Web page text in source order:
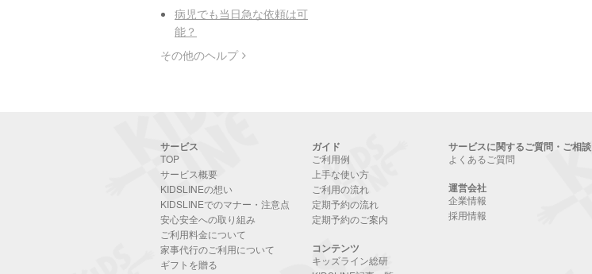
病児でも当日急な依頼は可
能？
その他のヘルプ
サービス
TOP
サービス概要
KIDSLINEの想い
KIDSLINEでのマナー・注意点
安心安全への取り組み
ご利用料金について
家事代行のご利用について
ギフトを贈る
ガイド
ご利用例
上手な使い方
ご利用の流れ
定期予約の流れ
定期予約のご案内
コンテンツ
キッズライン総研
サービスに関するご質問・ご相談
よくあるご質問
運営会社
企業情報
採用情報